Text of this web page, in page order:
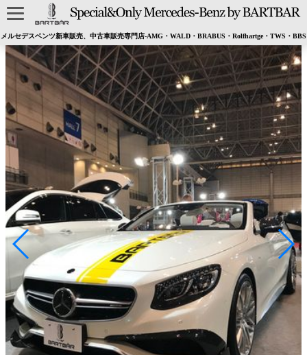
メルセデスベンツ新車販売、中古車販売専門店-AMG・WALD・BRABUS・Rolfhartge・TWS・BBS